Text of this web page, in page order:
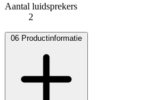
Aantal luidsprekers
2
06 Productinformatie